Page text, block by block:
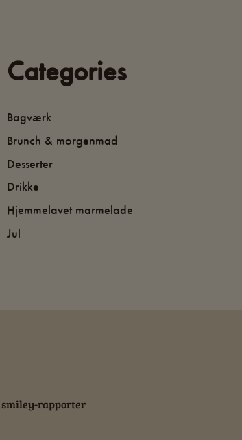
Categories
Bagværk
Brunch & morgenmad
Desserter
Drikke
Hjemmelavet marmelade
Jul
rapporter